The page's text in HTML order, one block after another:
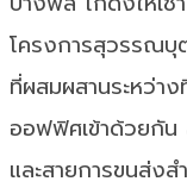
โครงการสุวรรณบุ
ที่ผสมผสานระหว่า
ออฟฟิศเข้าด้วยกัน
และสายการขนส่ง